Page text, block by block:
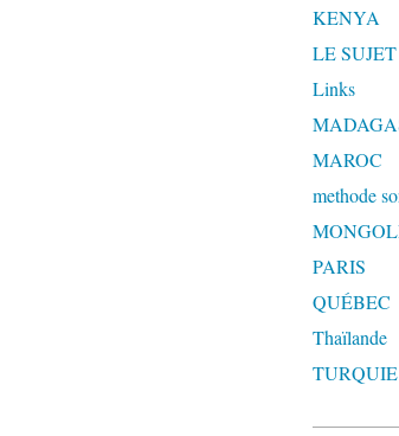
KENYA
LE
Links
MAROC
methode
PARIS
QUÉBEC
Thaïlande
TURQUIE